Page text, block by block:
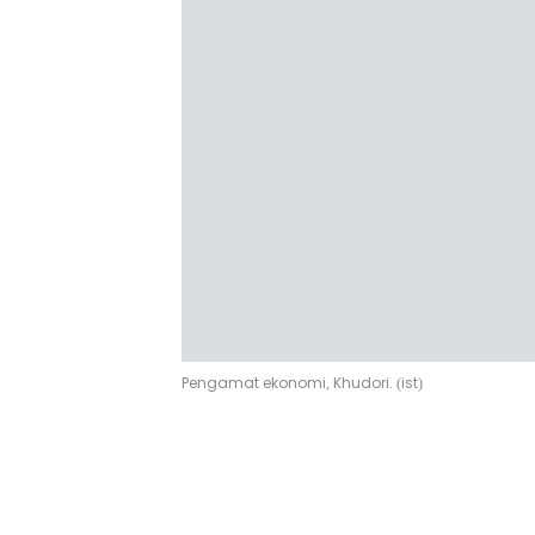
Pengamat ekonomi, Khudori. (ist)